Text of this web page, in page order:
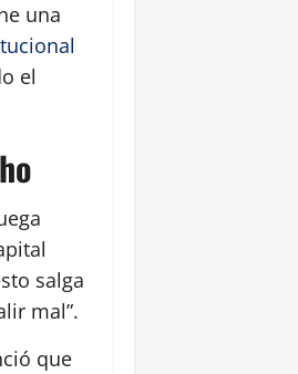
una
el
salga
mal”.
que